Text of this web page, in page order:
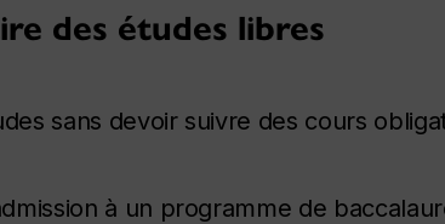
des études libres
sans devoir suivre des cours
à un programme de